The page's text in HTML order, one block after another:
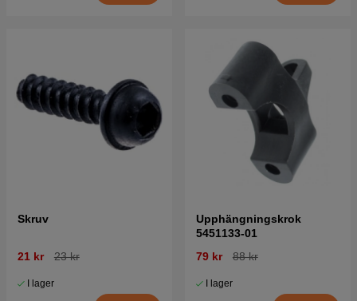
Skruv
21 kr 23 kr
I lager
Upphängningskrok
5451133-01
79 kr
88 kr
I lager